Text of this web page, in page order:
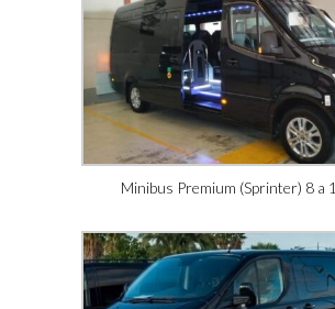
Minibus Premium (Sprinter) 8 a